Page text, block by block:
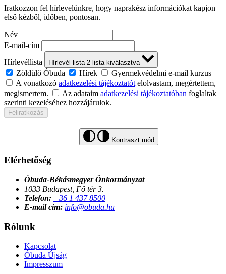
Iratkozzon fel hírlevelünkre, hogy naprakész információkat kapjon
első kézből, időben, pontosan.
Név
E-mail-cím
Hírlevéllista
Hírlevél lista 2 lista kiválasztva
Zöldülő Óbuda Hírek
Gyermekvédelmi e-mail kurzus
A vonatkozó adatkezelési tájékoztatótelolvastam, megértettem,
megismertem.
Az adataim adatkezelési tájékoztatóban foglaltak
szerinti kezeléséhez hozzájárulok.
Feliratkozás
Kontraszt mód
Elérhetőség
Óbuda-Békásmegyer Önkormányzat
1033 Budapest, Fő tér 3.
Telefon: +36 1 437 8500
E-mail cím: info@obuda.hu
Rólunk
Kapcsolat
Óbuda Újság
Impresszum